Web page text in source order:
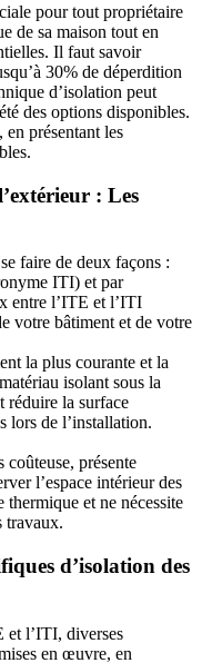
pour tout propriétaire
de sa maison tout en
Il faut savoir
30% de déperdition
d’isolation peut
des options disponibles.
présentant les
: Les
faire de deux façons :
ITI) et par
entre l’ITE et l’ITI
votre bâtiment et de votre
la plus courante et la
isolant sous la
réduire la surface
lors de l’installation.
coûteuse, présente
l’espace intérieur des
et ne nécessite
travaux.
d’isolation des
et l’ITI, diverses
en œuvre, en